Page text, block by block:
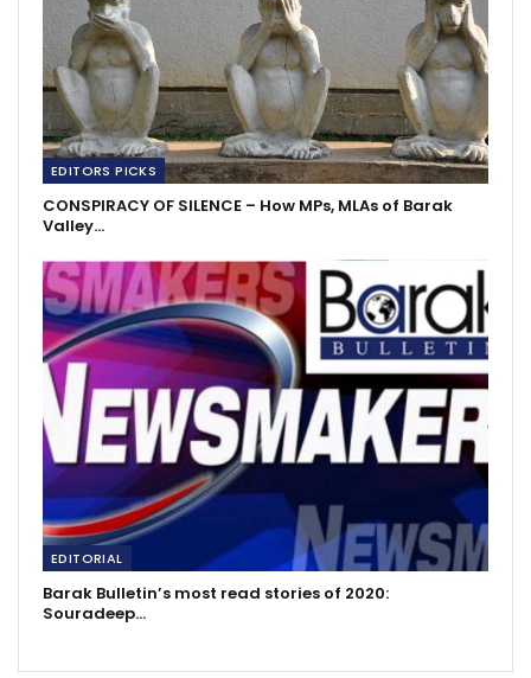
EDITORS PICKS
CONSPIRACY OF SILENCE – How MPs, MLAs of Barak
Valley…
EDITORIAL
Barak Bulletin’s most read stories of 2020:
Souradeep…